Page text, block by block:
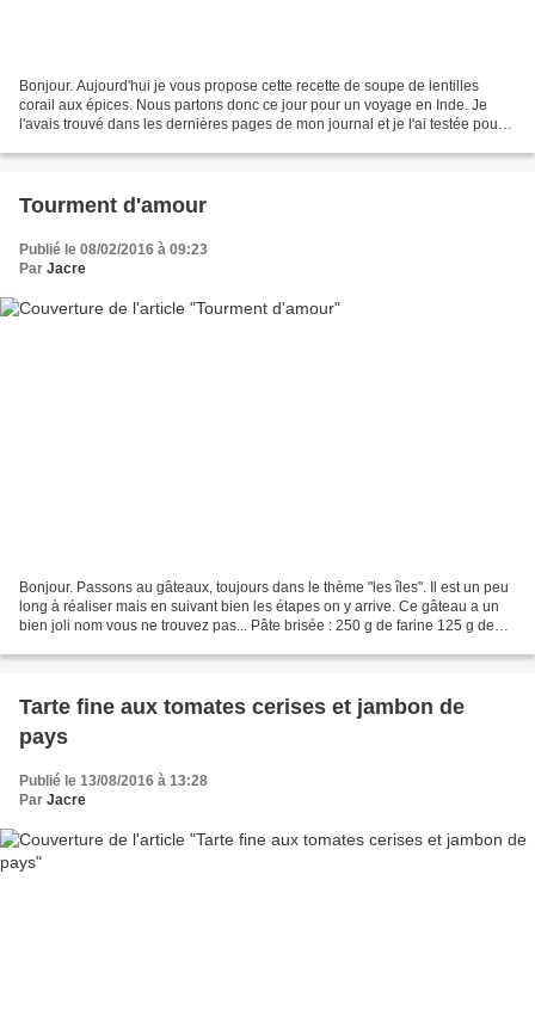
Bonjour. Aujourd'hui je vous propose cette recette de soupe de lentilles
corail aux épices. Nous partons donc ce jour pour un voyage en Inde. Je
l'avais trouvé dans les dernières pages de mon journal et je l'ai testée pour
Tourment d'amour
Publié le 08/02/2016 à 09:23
Par Jacre
Bonjour. Passons au gâteaux, toujours dans le thème "les îles". Il est un peu
long à réaliser mais en suivant bien les étapes on y arrive. Ce gâteau a un
bien joli nom vous ne trouvez pas... Pâte brisée : 250 g de farine 125 g de
Tarte fine aux tomates cerises et jambon de
pays
Publié le 13/08/2016 à 13:28
Par Jacre